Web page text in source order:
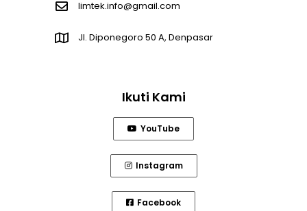
limtek.info@gmail.com
Jl. Diponegoro 50 A, Denpasar
Ikuti Kami
YouTube
Instagram
Facebook